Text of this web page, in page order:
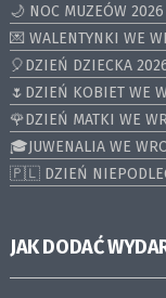
🌙 NOC MUZEÓW
💌 WALENTYNKI WE
🎈DZIEŃ DZIECKA
🌷DZIEŃ KOBIET WE
🌹DZIEŃ MATKI WE
🎓JUWENALIA WE
🇵🇱 DZIEŃ
JAK DODAĆ